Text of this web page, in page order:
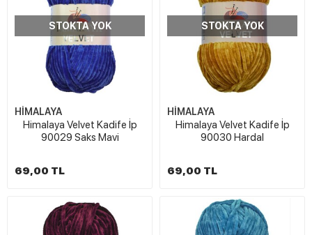
STOKTA YOK
HİMALAYA
Himalaya Velvet Kadife İp
90029 Saks Mavi
69,00 TL
STOKTA YOK
HİMALAYA
Himalaya Velvet Kadife İp
90030 Hardal
69,00 TL